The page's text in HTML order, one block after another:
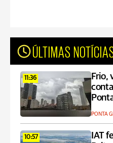
ÚLTIMAS
11:36
Frio,
PONTA
10:57
IAT